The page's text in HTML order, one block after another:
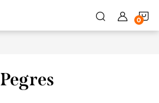
Pegres